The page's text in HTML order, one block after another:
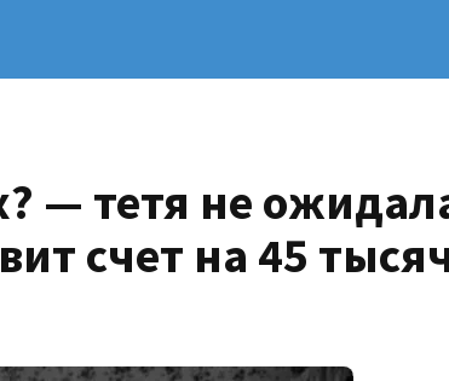
— тетя не
счет на 45